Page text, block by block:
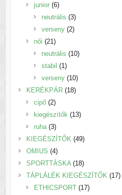
junior 66
termék
neutrális 33
termék
verseny 22
női 2121
termék
neutrális 1010
stabil 11
termék
verseny 1010
termék
KERÉKPÁR 1818
cipő 22
termék
kiegészítők 1313
ruha 33
termék
KIEGÉSZÍTŐK 4949
OMIUS 44
termék
SPORTTÁSKA 1818
termék
TÁPLÁLÉK KIEGÉSZÍTŐK 1717
ETHICSPORT 1717